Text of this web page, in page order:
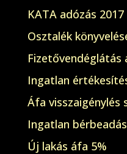
KATA adózás 2017
Osztalék
Fizetővendéglátás
Ingatlan
Áfa visszaigénylés
Ingatlan
Új lakás áfa 5%